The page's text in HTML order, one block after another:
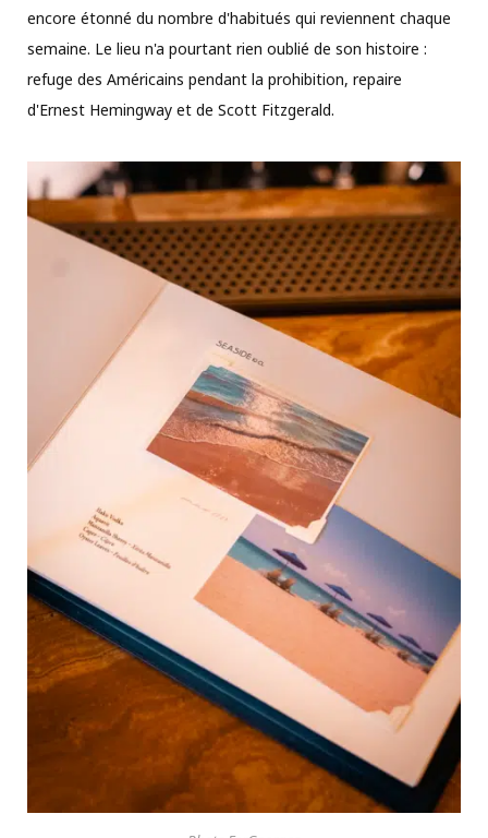
encore étonné du nombre d'habitués qui reviennent chaque
semaine. Le lieu n'a pourtant rien oublié de son histoire :
refuge des Américains pendant la prohibition, repaire
d'Ernest Hemingway et de Scott Fitzgerald.